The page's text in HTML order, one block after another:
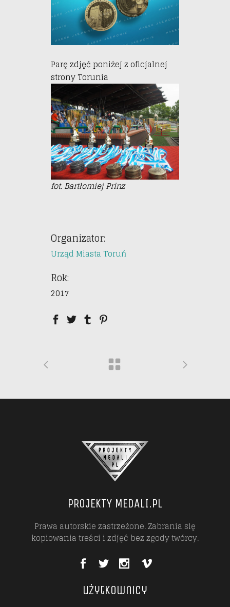
Parę zdjęć poniżej z oficjalnej
strony Torunia
fot. Bartłomiej Prinz
Organizator:
Urząd Miasta Toruń
Rok:
2017
PROJEKTY MEDALI.PL
Prawa autorskie zastrzeżone. Zabrania się
kopiowania treści i zdjęć bez zgody twórcy.
użytkownicy